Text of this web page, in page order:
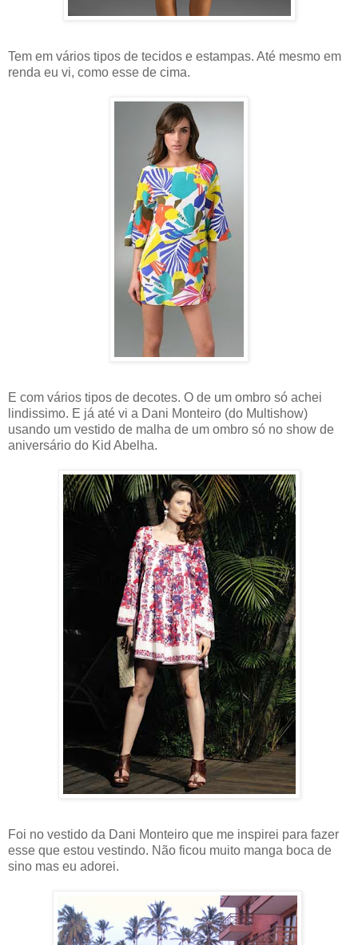
Tem em vários tipos de tecidos e estampas. Até mesmo em
renda eu vi, como esse de cima.
E com vários tipos de decotes. O de um ombro só achei
lindissimo. E já até vi a Dani Monteiro (do Multishow)
usando um vestido de malha de um ombro só no show de
aniversário do Kid Abelha.
Foi no vestido da Dani Monteiro que me inspirei para fazer
esse que estou vestindo. Não ficou muito manga boca de
sino mas eu adorei.